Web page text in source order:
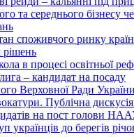
та середнього бізнесу
споживчого ринку
рішень
в процесі освітньої
– кандидат на посаду
Верховної Ради
Публічна дискусія
на пост голови
українців до берегів